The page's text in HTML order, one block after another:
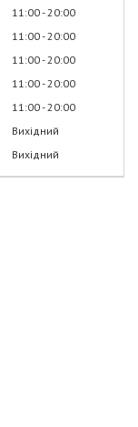
11:00 20:00
11:00 20:00
11:00 20:00
11:00 20:00
11:00 20:00
Вихідний
Вихідний